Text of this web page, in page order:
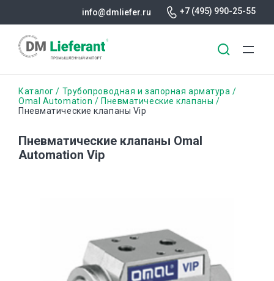
основному
info@dmliefer.ru +7 (495) 990-25-55
Строка
навигации
Каталог
Трубопроводная и запорная арматура
Omal Automation
Пневматические клапаны
Пневматические клапаны Vip
Пневматические клапаны Omal
Automation Vip